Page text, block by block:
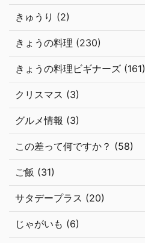
きゅうり (2)
きょうの料理 (230)
きょうの料理ビギナーズ (161)
クリスマス (3)
グルメ情報 (3)
この差って何ですか？ (58)
ご飯 (31)
サタデープラス (20)
じゃがいも (6)